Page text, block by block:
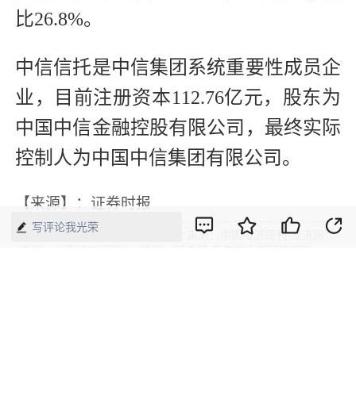
比26.8%。
中信信托是中信集团系统重要性成员企
业，目前注册资本112.76亿元，股东为
中国中信金融控股有限公司，最终实际
控制人为中国中信集团有限公司。
【来源】：证券时报
版权声明：本网所有内容，凡注明“来源：中国经济周刊-经济网”、
写评论我光荣